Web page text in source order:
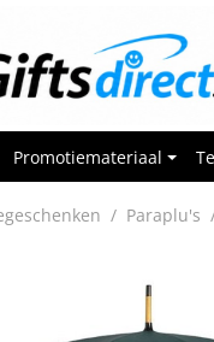
Promotiemateriaal
Paraplu's